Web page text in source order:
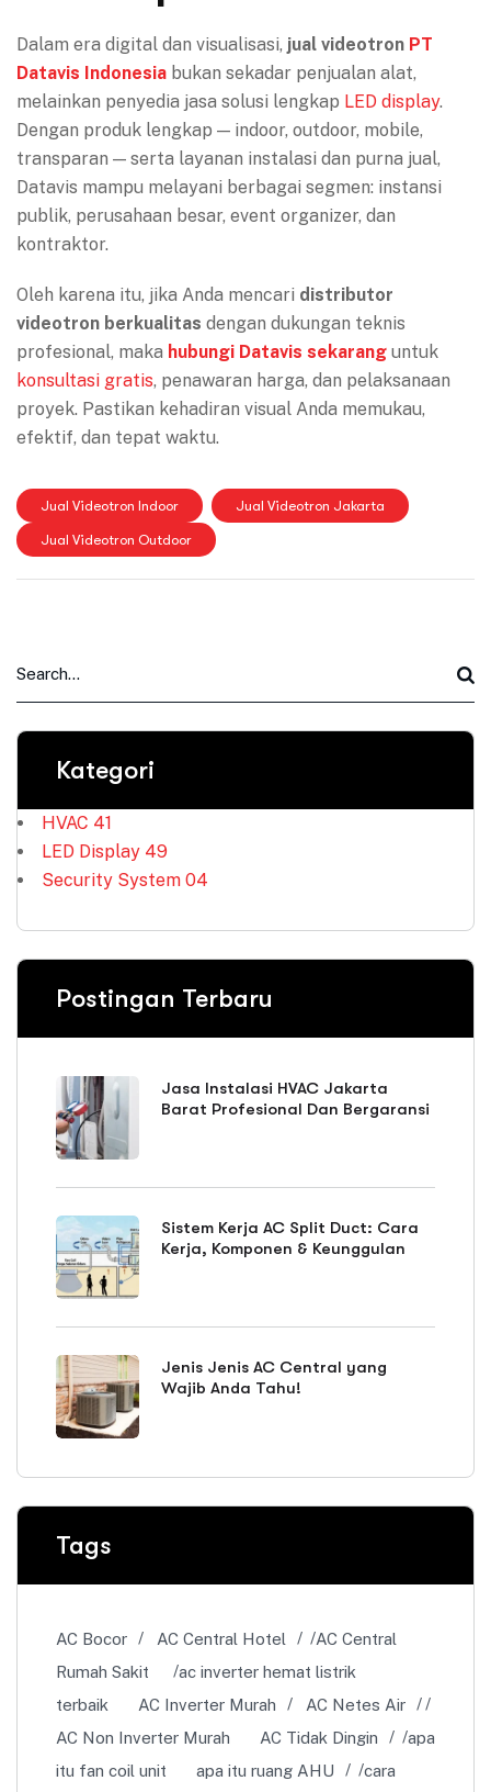
Dalam era digital dan visualisasi, jual videotron PT
Datavis Indonesia bukan sekadar penjualan alat,
melainkan penyedia jasa solusi lengkap LED display.
Dengan produk lengkap — indoor, outdoor, mobile,
transparan — serta layanan instalasi dan purna jual,
Datavis mampu melayani berbagai segmen: instansi
publik, perusahaan besar, event organizer, dan
kontraktor.
Oleh karena itu, jika Anda mencari distributor
videotron berkualitas dengan dukungan teknis
profesional, maka hubungi Datavis sekarang untuk
konsultasi gratis, penawaran harga, dan pelaksanaan
proyek. Pastikan kehadiran visual Anda memukau,
efektif, dan tepat waktu.
Jual Videotron Indoor Jual Videotron Jakarta
Jual Videotron Outdoor
Kategori
HVAC 41
LED Display 49
Security System 04
Postingan Terbaru
Jasa Instalasi HVAC Jakarta
Barat Profesional Dan Bergaransi
Sistem Kerja AC Split Duct: Cara
Kerja, Komponen & Keunggulan
Jenis Jenis AC Central yang
Wajib Anda Tahu!
Tags
AC Bocor AC Central Hotel
AC Central
Rumah Sakit
ac inverter hemat listrik
terbaik
AC Inverter Murah
AC Netes Air
AC Non Inverter Murah
AC Tidak Dingin
apa
itu fan coil unit
apa itu ruang AHU
cara